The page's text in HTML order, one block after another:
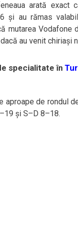
arată exact
și au rămas
mutarea Vodafone
au venit chiriași
specialitate în
de rondul
și S–D 8–18.